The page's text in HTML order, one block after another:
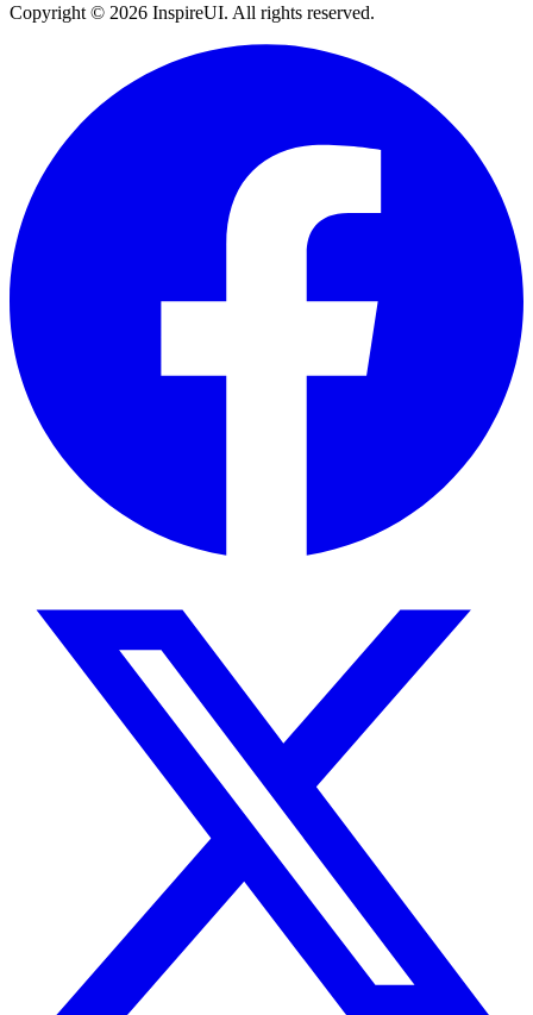
Copyright © 2026 InspireUI. All rights reserved.